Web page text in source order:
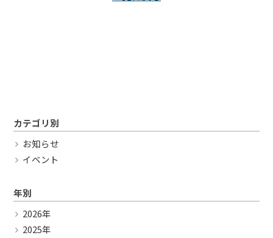
カテゴリ別
お知らせ
イベント
年別
2026年
2025年